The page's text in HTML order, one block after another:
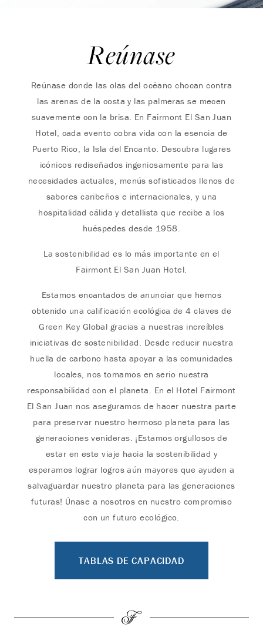
Reúnase
Reúnase donde las olas del océano chocan contra
las arenas de la costa y las palmeras se mecen
suavemente con la brisa. En Fairmont El San Juan
Hotel, cada evento cobra vida con la esencia de
Puerto Rico, la Isla del Encanto. Descubra lugares
icónicos rediseñados ingeniosamente para las
necesidades actuales, menús sofisticados llenos de
sabores caribeños e internacionales, y una
hospitalidad cálida y detallista que recibe a los
huéspedes desde 1958.
La sostenibilidad es lo más importante en el
Fairmont El San Juan Hotel.
Estamos encantados de anunciar que hemos
obtenido una calificación ecológica de 4 claves de
Green Key Global gracias a nuestras increíbles
iniciativas de sostenibilidad. Desde reducir nuestra
huella de carbono hasta apoyar a las comunidades
locales, nos tomamos en serio nuestra
responsabilidad con el planeta. En el Hotel Fairmont
El San Juan nos aseguramos de hacer nuestra parte
para preservar nuestro hermoso planeta para las
generaciones venideras. ¡Estamos orgullosos de
estar en este viaje hacia la sostenibilidad y
esperamos lograr logros aún mayores que ayuden a
salvaguardar nuestro planeta para las generaciones
futuras! Únase a nosotros en nuestro compromiso
con un futuro ecológico.
TABLAS DE CAPACIDAD